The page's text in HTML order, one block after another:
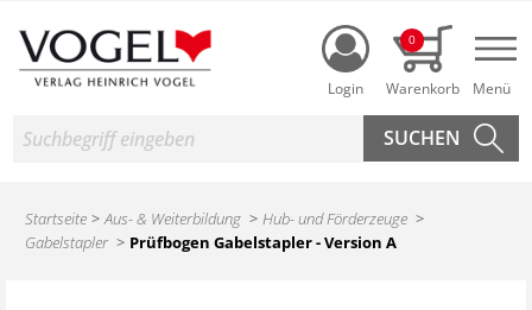
Login
0
Suche
Startseite Aus- & Weiterbildung
Hub- und Förderzeuge
Gabelstapler
Prüfbogen Gabelstapler - Version A